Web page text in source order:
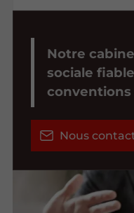
Notre
sociale
conventions
Nous